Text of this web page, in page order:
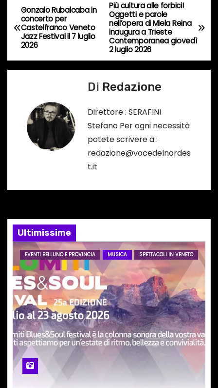
o
r
s
o
…
N
a
v
i
n
e
a
r
t
i
c
o
l
Più cultura alle forbici!
Oggetti e parole
nell’opera di Miela Reina
inaugura a Trieste
Contemporanea giovedì
2 luglio 2026
Gonzalo Rubalcaba in
concerto per
Castelfranco Veneto
Jazz Festival il 7 luglio
2026
Di Redazione
Direttore : SERAFINI
Stefano Per ogni necessità
potete scrivere a :
redazione@vocedelnordes
t.it
Ultimissime
EVENTI BELLUNO E PROVINCIA MUSICA SPETTACOLI IN VENETO